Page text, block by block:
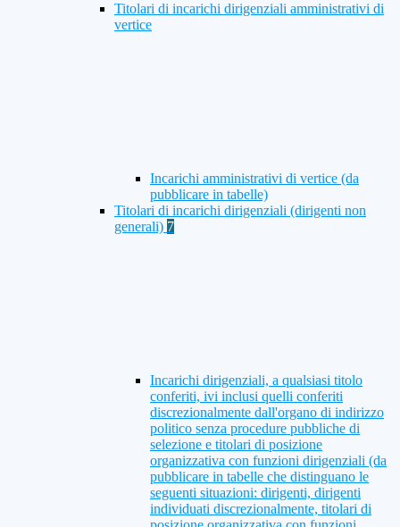
Titolari di incarichi dirigenziali amministrativi di
vertice
Incarichi amministrativi di vertice (da
pubblicare in tabelle)
Titolari di incarichi dirigenziali (dirigenti non
generali) 7
Incarichi dirigenziali, a qualsiasi titolo
conferiti, ivi inclusi quelli conferiti
discrezionalmente dall'organo di indirizzo
politico senza procedure pubbliche di
selezione e titolari di posizione
organizzativa con funzioni dirigenziali (da
pubblicare in tabelle che distinguano le
seguenti situazioni: dirigenti, dirigenti
individuati discrezionalmente, titolari di